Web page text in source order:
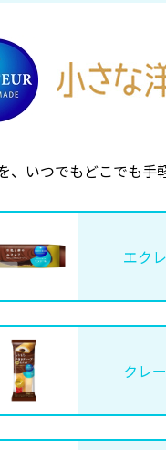
、いつでもどこでも手
エク
クレ